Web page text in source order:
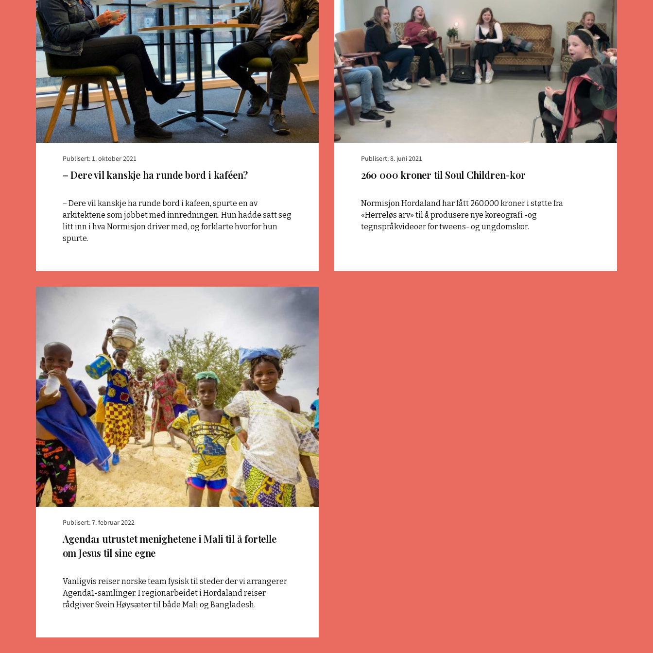
Publisert: 1. oktober 2021
– Dere vil kanskje ha runde bord i kaféen?
– Dere vil kanskje ha runde bord i kafeen, spurte en av
arkitektene som jobbet med innredningen. Hun hadde satt seg
litt inn i hva Normisjon driver med, og forklarte hvorfor hun
spurte.
runde
bord
i
kaféen?"
Publisert: 8. juni 2021
260 000 kroner til Soul Children-kor
Normisjon Hordaland har fått 260.000 kroner i støtte fra
«Herreløs arv» til å produsere nye koreografi -og
tegnspråkvideoer for tweens- og ungdomskor.
Children-
kor"
Publisert: 7. februar 2022
Agenda1 utrustet menighetene i Mali til å fortelle
om Jesus til sine egne
Vanligvis reiser norske team fysisk til steder der vi arrangerer
Agenda1-samlinger. I regionarbeidet i Hordaland reiser
rådgiver Svein Høysæter til både Mali og Bangladesh.
utrustet
menighetene
i
Mali
til
å
fortelle
om
Jesus
til
sine
egne"